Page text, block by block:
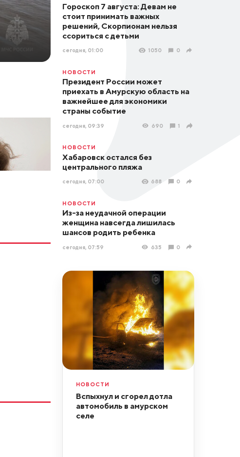
Гороскоп 7 августа: Девам не
стоит принимать важных
решений, Скорпионам нельзя
ссориться с детьми
сегодня, 01:00 1050 0
НОВОСТИ
Президент России может
приехать в Амурскую область на
важнейшее для экономики
страны событие
сегодня, 09:39 690 1
НОВОСТИ
Хабаровск остался без
центрального пляжа
сегодня, 07:00 688 0
НОВОСТИ
Из-за неудачной операции
женщина навсегда лишилась
шансов родить ребенка
сегодня, 07:59 635 0
НОВОСТИ
Вспыхнул и сгорел дотла
автомобиль в амурском
селе